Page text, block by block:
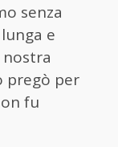
senza
e
pregò per
fu